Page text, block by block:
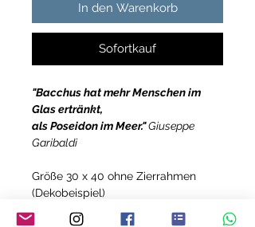
In den Warenkorb
Sofortkauf
"Bacchus hat mehr Menschen im
Glas ertränkt,
als Poseidon im Meer."Giuseppe
Garibaldi
Größe 30 x 40 ohne Zierrahmen
(Dekobeispiel)
Glossy-Finish